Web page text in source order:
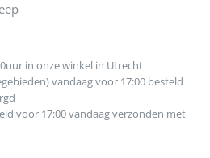
in onze winkel in Utrecht
vandaag voor 17:00 besteld
voor 17:00 vandaag verzonden met